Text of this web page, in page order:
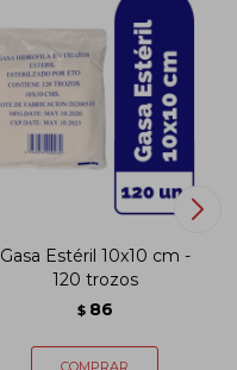
Gasa Estéril 10x10 cm -
120 trozos
$ 86